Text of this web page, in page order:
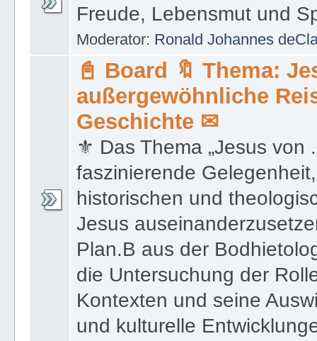
Freude, Lebensmut und
Moderator: Ronald Johannes
📓 Board 🔖 Thema:
außergewöhnliche
Geschichte ✉
⚜ Das Thema „Jesus von
faszinierende
historischen und
Jesus
Plan.B aus der
die Untersuchung der
Kontexten und seine
und kulturelle